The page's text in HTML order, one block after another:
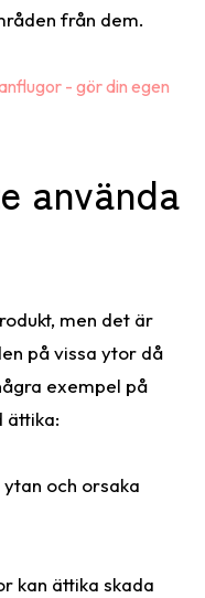
från dem.
- gör din egen
använda
men det är
på vissa ytor då
exempel på
ättika:
och orsaka
kan ättika skada